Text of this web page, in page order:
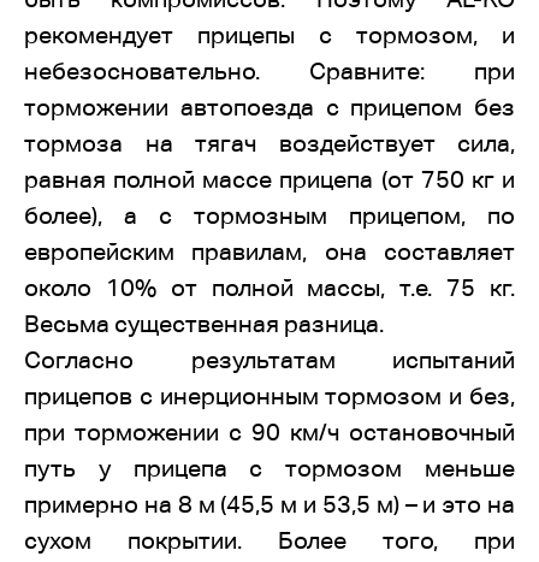
рекомендует прицепы с тормозом, и
небезосновательно. Сравните: при
торможении автопоезда с прицепом без
тормоза на тягач воздействует сила,
равная полной массе прицепа (от 750 кг и
более), а с тормозным прицепом, по
европейским правилам, она составляет
около 10% от полной массы, т.е. 75 кг.
Весьма существенная разница.
Согласно результатам испытаний
прицепов с инерционным тормозом и без,
при торможении с 90 км/ч остановочный
путь у прицепа с тормозом меньше
примерно на 8 м (45,5 м и 53,5 м) – и это на
сухом покрытии. Более того, при